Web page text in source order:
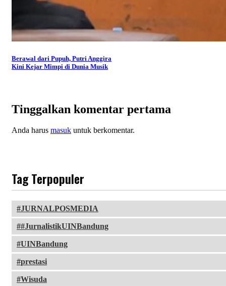
Berawal dari Pupuh, Putri Anggira
Kini Kejar Mimpi di Dunia Musik
Tinggalkan komentar pertama
Anda harus masuk untuk berkomentar.
Tag Terpopuler
JURNALPOSMEDIA
#JurnalistikUINBandung
UINBandung
prestasi
Wisuda